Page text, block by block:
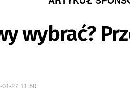
wybrać?
01-27 11:50